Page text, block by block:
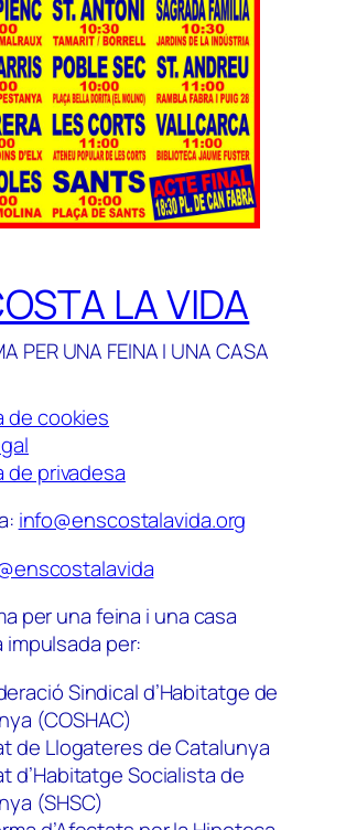
LA VIDA
PER UNA FEINA I UNA CASA
de cookies
de privadesa
info@enscostalavida.org
per una feina i una casa
per:
Sindical d’Habitatge de
(COSHAC)
de Llogateres de Catalunya
d’Habitatge Socialista de
(SHSC)